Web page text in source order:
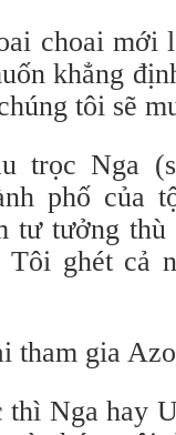
choai mới
khẳng
tôi sẽ
trọc Nga
phố của
tưởng thù
ghét cả
tham gia
Nga hay